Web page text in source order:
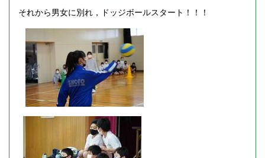
それから男女に別れ，ドッジボールスタート！！！